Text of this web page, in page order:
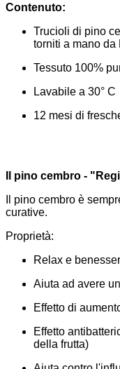
Contenuto:
Trucioli di pino
torniti a mano da
Tessuto 100%
Lavabile a 30° C
12 mesi di
Il pino cembro -
Il pino cembro è
curative.
Proprietà:
Relax e
Aiuta ad avere
Effetto di
Effetto
della frutta)